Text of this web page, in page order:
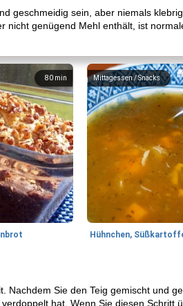
geschmeidig sein, aber niemals
nicht genügend Mehl enthält, ist
80 min Mittagessen / Snacks
Hühnchen,
Nachdem Sie den Teig gemischt und
hat. Wenn Sie diesen Schritt